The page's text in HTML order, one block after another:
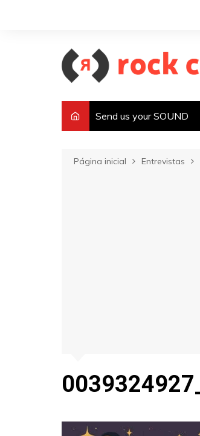
Send us your SOUND
Página inicial Entrevistas